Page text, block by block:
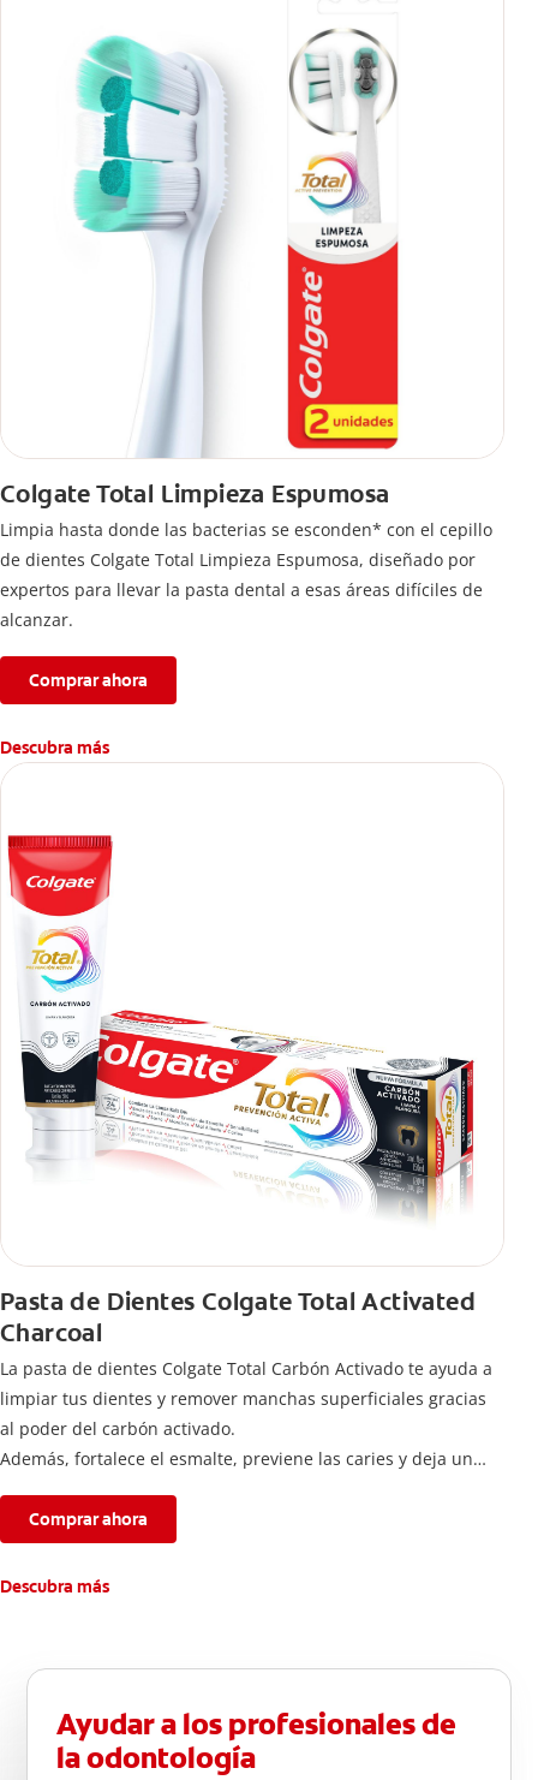
Colgate Total Limpieza Espumosa
Limpia hasta donde las bacterias se esconden* con el cepillo
de dientes Colgate Total Limpieza Espumosa, diseñado por
expertos para llevar la pasta dental a esas áreas difíciles de
alcanzar.
Comprar ahora
Descubra más
Pasta de Dientes Colgate Total Activated
Charcoal
La pasta de dientes Colgate Total Carbón Activado te ayuda a
limpiar tus dientes y remover manchas superficiales gracias
al poder del carbón activado.
Además, fortalece el esmalte, previene las caries y deja un
Comprar ahora
Descubra más
Ayudar a los profesionales de
la odontología